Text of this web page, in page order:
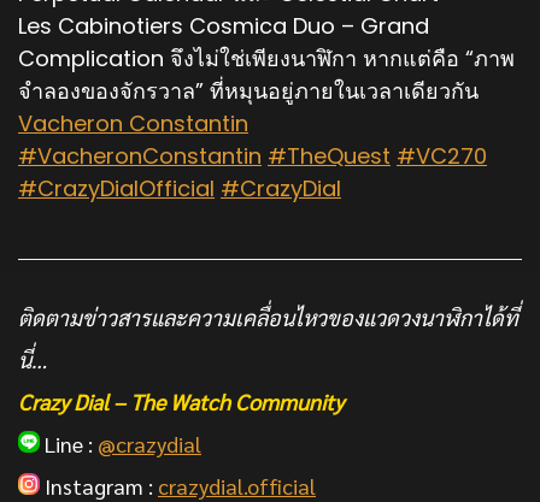
Les Cabinotiers Cosmica Duo – Grand
Complication จึงไม่ใช่เพียงนาฬิกา หากแต่คือ “ภาพ
จำลองของจักรวาล” ที่หมุนอยู่ภายในเวลาเดียวกัน
Vacheron Constantin
#VacheronConstantin #TheQuest #VC270
#CrazyDialOfficial #CrazyDial
ติดตามข่าวสารและความเคลื่อนไหวของแวดวงนาฬิกาได้ที่
นี่…
Crazy Dial – The Watch Community
Line : @crazydial
Instagram : crazydial.official